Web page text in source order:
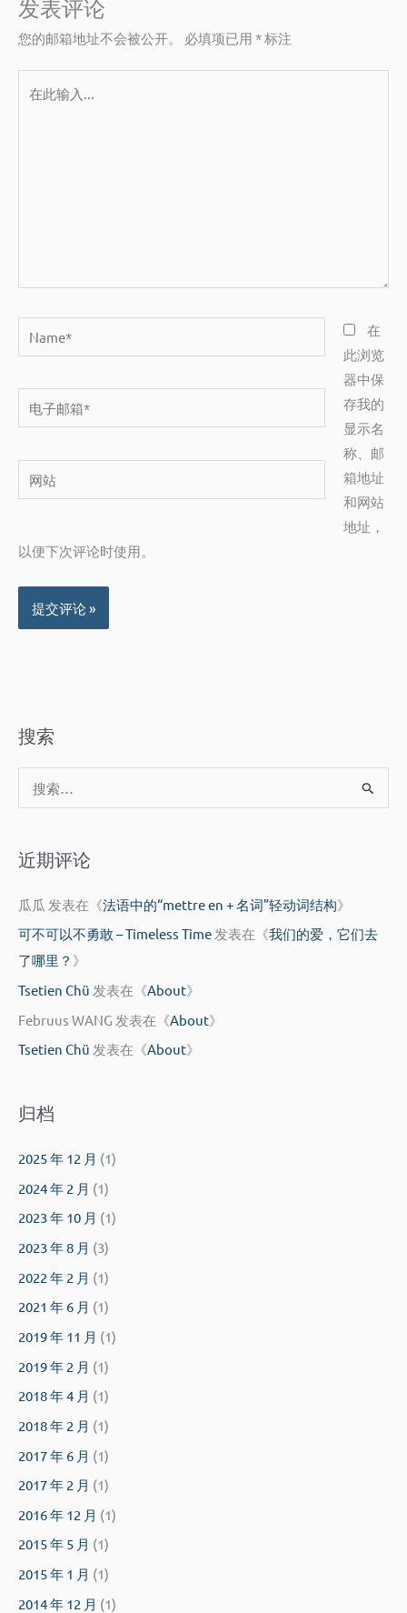
发表评论
您的邮箱地址不会被公开。 必填项已用 *标注
Name*
子
箱
*
网
站
在
此浏览
器中保
存我的
显示名
称、邮
箱地址
和网站
地址，
以便下次评论时使用。
搜索
索
近期评论
瓜瓜 发表在《法语中的“mettre en + 名词”轻动词结构》
可不可以不勇敢 – Timeless Time 发表在《我们的爱，它们去
了哪里？ 》
Tsetien Chü 发表在《About》
Februus WANG 发表在《About》
Tsetien Chü 发表在《About》
归档
2025 年 12 月 (1)
2024 年 2 月 (1)
2023 年 10 月 (1)
2023 年 8 月 (3)
2022 年 2 月 (1)
2021 年 6 月 (1)
2019 年 11 月 (1)
2019 年 2 月 (1)
2018 年 4 月 (1)
2018 年 2 月 (1)
2017 年 6 月 (1)
2017 年 2 月 (1)
2016 年 12 月 (1)
2015 年 5 月 (1)
2015 年 1 月 (1)
2014 年 12 月 (1)